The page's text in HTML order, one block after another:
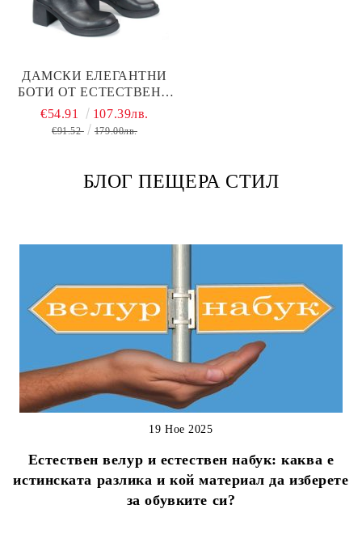
ДАМСКИ ЕЛЕГАНТНИ
БОТИ ОТ ЕСТЕСТВЕНА
КОЖА В ЧЕРНО –
МОДЕЛ SUBLIME
€54.91 107.39лв.
€91.52 179.00лв.
БЛОГ ПЕЩЕРА СТИЛ
Естествен велур и естествен набук: каква е
истинската разлика и кой материал да изберете
за обувките си?
19 Ное 2025